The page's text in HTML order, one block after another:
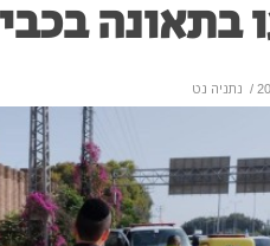
בתאונה
/ נתניה נט